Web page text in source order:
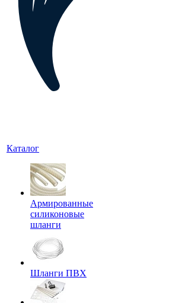
Каталог
Армированные
силиконовые
шланги
Шланги ПВХ